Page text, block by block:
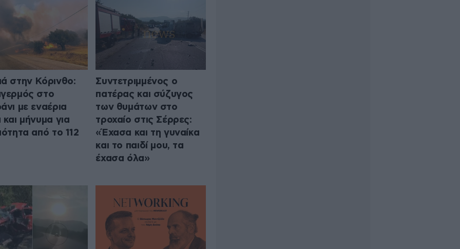
στην Κόρινθο:
στο
με εναέρια
μήνυμα για
από το 112
Συντετριμμένος ο
πατέρας και σύζυγος
των θυμάτων στο
τροχαίο στις Σέρρες:
«Έχασα και τη γυναίκα
και το παιδί μου, τα
έχασα όλα»